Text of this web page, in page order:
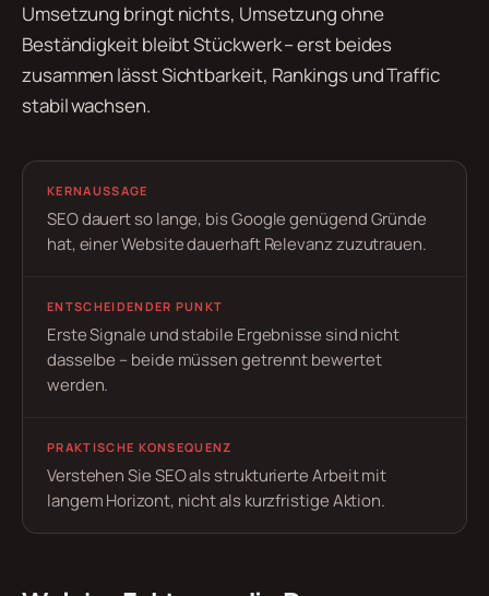
Umsetzung bringt nichts, Umsetzung ohne
Beständigkeit bleibt Stückwerk – erst beides
zusammen lässt Sichtbarkeit, Rankings und Traffic
stabil wachsen.
KERNAUSSAGE
SEO dauert so lange, bis Google genügend Gründe
hat, einer Website dauerhaft Relevanz zuzutrauen.
ENTSCHEIDENDER PUNKT
Erste Signale und stabile Ergebnisse sind nicht
dasselbe – beide müssen getrennt bewertet
werden.
PRAKTISCHE KONSEQUENZ
Verstehen Sie SEO als strukturierte Arbeit mit
langem Horizont, nicht als kurzfristige Aktion.